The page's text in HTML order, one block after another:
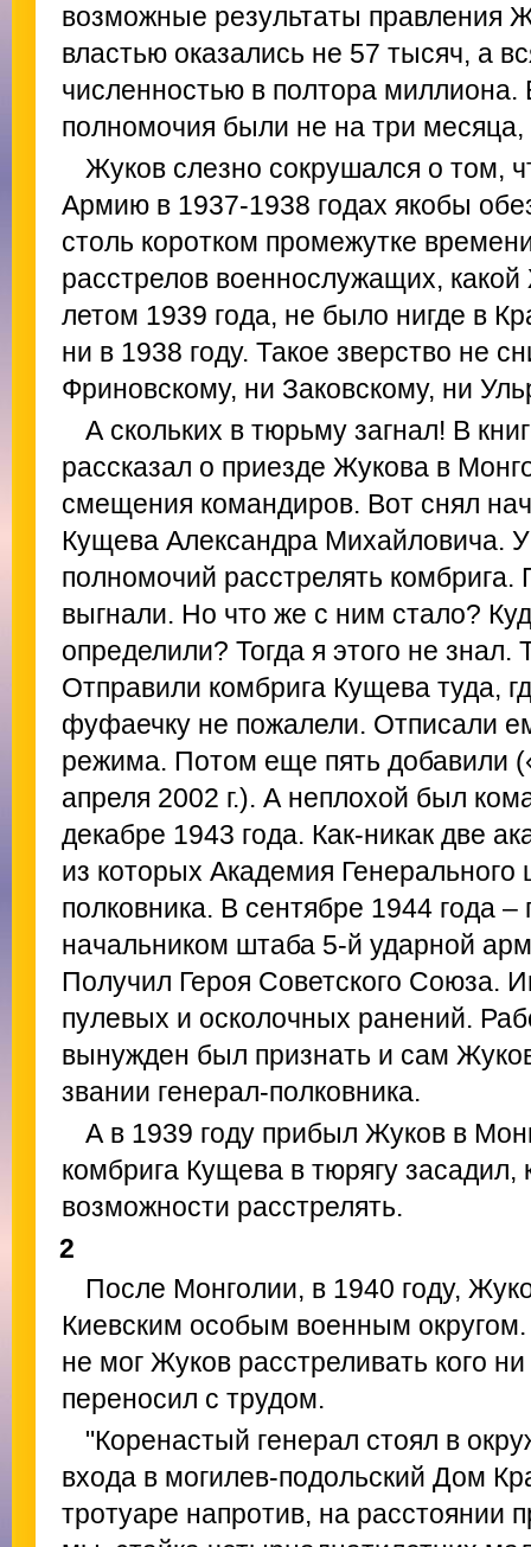
возможные результаты правления
властью оказались не 57 тысяч, а
численностью в полтора
полномочия были не на три месяца,
Жуков слезно сокрушался о том,
Армию в 1937-1938 годах якобы
столь коротком промежутке
расстрелов военнослужащих,
летом 1939 года, не было нигде в
ни в 1938 году. Такое зверство не
Фриновскому, ни Заковскому, ни
А скольких в тюрьму загнал! В
рассказал о приезде Жукова в
смещения командиров. Вот снял
Кущева Александра Михайловича.
полномочий расстрелять комбрига.
выгнали. Но что же с ним стало?
определили? Тогда я этого не знал.
Отправили комбрига Кущева туда,
фуфаечку не пожалели. Отписали
режима. Потом еще пять добавили
апреля 2002 г.). А неплохой был
декабре 1943 года. Как-никак две
из которых Академия
полковника. В сентябре 1944 года
начальником штаба 5-й ударной
Получил Героя Советского Союза.
пулевых и осколочных ранений.
вынужден был признать и сам
звании генерал-полковника.
А в 1939 году прибыл Жуков в
комбрига Кущева в тюрягу засадил,
возможности расстрелять.
2
После Монголии, в 1940 году,
Киевским особым военным
не мог Жуков расстреливать кого
переносил с трудом.
"Коренастый генерал стоял в
входа в могилев-подольский Дом
тротуаре напротив, на расстоянии